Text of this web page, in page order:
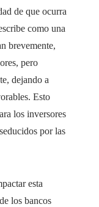
de que ocurra
como una
brevemente,
pero
dejando a
Esto
los inversores
por las
esta
los bancos